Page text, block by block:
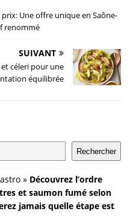
Une offre unique en Saône-
renommé
SUIVANT
céleri pour une
équilibrée
Rechercher
» Découvrez l’ordre
et saumon fumé selon
jamais quelle étape est